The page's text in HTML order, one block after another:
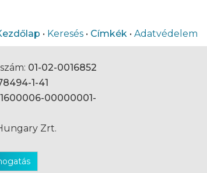
• Keresés • Címkék • Adatvédelem
01-02-0016852
1-41
00000001-
Zrt.